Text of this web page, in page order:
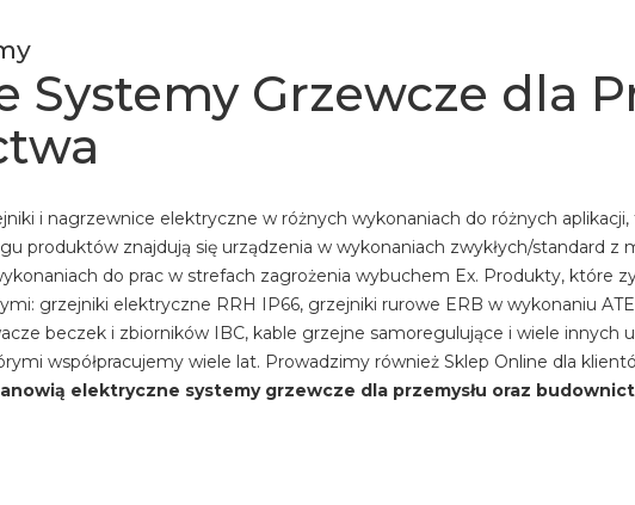
Systemy Grzewcze dla
i nagrzewnice elektryczne w różnych wykonaniach do różnych aplikacji,
produktów znajdują się urządzenia w wykonaniach zwykłych/standard z
do prac w strefach zagrożenia wybuchem Ex. Produkty, które
grzejniki elektryczne RRH IP66, grzejniki rurowe ERB w wykonaniu
beczek i zbiorników IBC, kable grzejne samoregulujące i wiele innych
współpracujemy wiele lat. Prowadzimy również Sklep Online dla
elektryczne systemy grzewcze dla przemysłu oraz